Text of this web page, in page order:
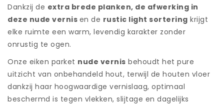
Dankzij de extra brede planken, de afwerking in
deze nude vernis en de rustic light sortering krijgt
elke ruimte een warm, levendig karakter zonder
onrustig te ogen.
Onze eiken parket nude vernis behoudt het pure
uitzicht van onbehandeld hout, terwijl de houten vloer
dankzij haar hoogwaardige vernislaag, optimaal
beschermd is tegen vlekken, slijtage en dagelijks